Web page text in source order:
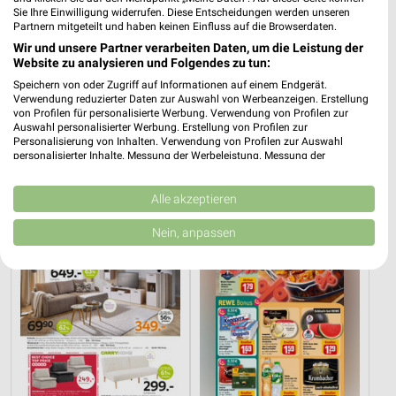
15,2 km
Dieter Knoll
Gültig bis Fr. 14.08.
15,2 km
Mega Tage
Gültig bis Fr. 14.08.
Sie Ihre Einwilligung widerrufen. Diese Entscheidungen werden unseren
Partnern mitgeteilt und haben keinen Einfluss auf die Browserdaten.
Wir und unsere Partner verarbeiten Daten, um die Leistung der
Website zu analysieren und Folgendes zu tun:
Speichern von oder Zugriff auf Informationen auf einem Endgerät.
Verwendung reduzierter Daten zur Auswahl von Werbeanzeigen. Erstellung
von Profilen für personalisierte Werbung. Verwendung von Profilen zur
Auswahl personalisierter Werbung. Erstellung von Profilen zur
Personalisierung von Inhalten. Verwendung von Profilen zur Auswahl
personalisierter Inhalte. Messung der Werbeleistung. Messung der
Kombinationen von Daten aus verschiedenen Quellen. Entwicklung und
Verbesserung der Angebote. Verwendung reduzierter Daten zur Auswahl
von Inhalten.
Daten können außerhalb der Europäischen Union weitergegeben und in die
USA gesendet werden.
Website/App.
Partnerliste anzeigen (1 IAB-Anbieter)
Wir nutzen Ihre Daten für folgende Zwecke:
IAB-Verarbeitungszwecke:
Speichern von oder Zugriff auf Informationen
auf einem Endgerät
Alle akzeptieren
Nein, anpassen